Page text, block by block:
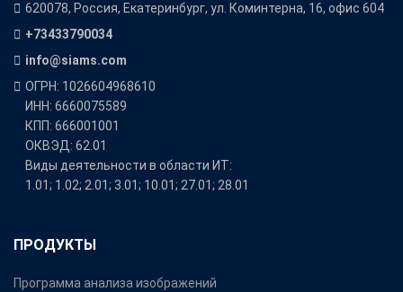
620078, Россия, Екатеринбург, ул. Коминтерна, 16, офис 604
+73433790034
info@siams.com
ОГРН: 1026604968610
ИНН: 6660075589
КПП: 666001001
ОКВЭД: 62.01
Виды деятельности в области ИТ:
1.01; 1.02; 2.01; 3.01; 10.01; 27.01; 28.01
ПРОДУКТЫ
Программа анализа изображений